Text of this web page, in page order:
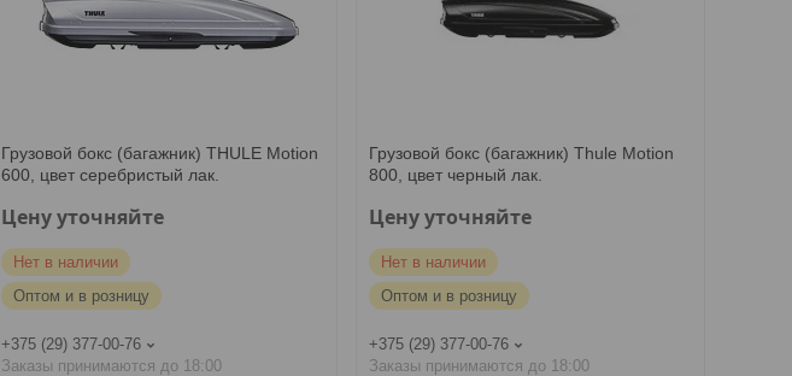
Грузовой бокс (багажник) THULE Motion
600, цвет серебристый лак.
Цену уточняйте
Нет в наличии
Оптом и в розницу
+375 (29) 377-00-76
Заказы принимаются до 18:00
Грузовой бокс (багажник) Thule Motion
800, цвет черный лак.
Цену уточняйте
Нет в наличии
Оптом и в розницу
+375 (29) 377-00-76
Заказы принимаются до 18:00